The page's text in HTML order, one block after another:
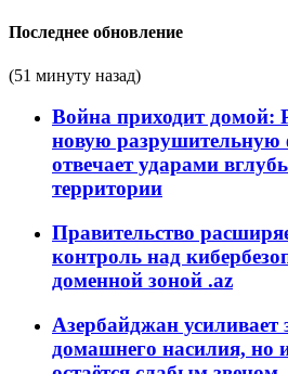
Последнее обновление
(51 минуту назад)
Война приходит домой:
новую разрушительную
отвечает ударами
территории
Правительство
контроль над
доменной зоной .az
Азербайджан усиливает
домашнего насилия, но